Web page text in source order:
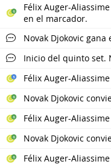
Félix Auger-
en el marcador.
Novak Djokovic
Inicio del quinto set.
Félix Auger-
Novak Djokovic
Félix Auger-
Novak Djokovic
Félix Auger-